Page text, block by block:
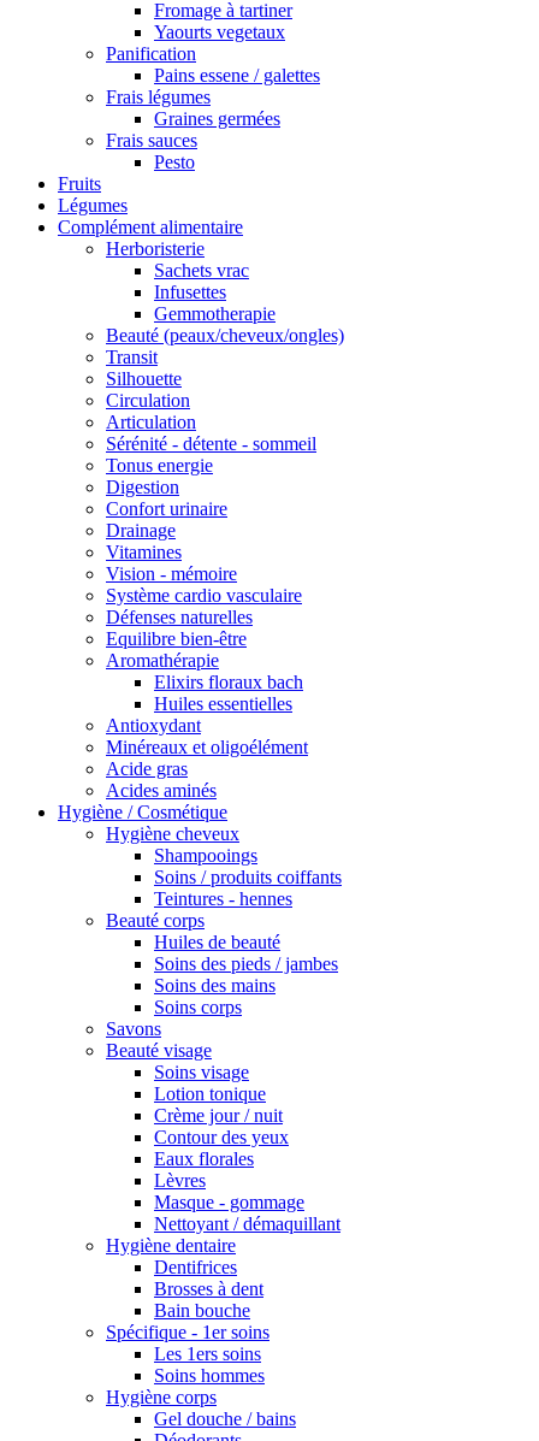
Fromage à tartiner
Yaourts vegetaux
Panification
Pains essene / galettes
Frais légumes
Graines germées
Frais sauces
Pesto
Fruits
Légumes
Complément alimentaire
Herboristerie
Sachets vrac
Infusettes
Gemmotherapie
Beauté (peaux/cheveux/ongles)
Transit
Silhouette
Circulation
Articulation
Sérénité - détente - sommeil
Tonus energie
Digestion
Confort urinaire
Drainage
Vitamines
Vision - mémoire
Système cardio vasculaire
Défenses naturelles
Equilibre bien-être
Aromathérapie
Elixirs floraux bach
Huiles essentielles
Antioxydant
Minéreaux et oligoélément
Acide gras
Acides aminés
Hygiène / Cosmétique
Hygiène cheveux
Shampooings
Soins / produits coiffants
Teintures - hennes
Beauté corps
Huiles de beauté
Soins des pieds / jambes
Soins des mains
Soins corps
Savons
Beauté visage
Soins visage
Lotion tonique
Crème jour / nuit
Contour des yeux
Eaux florales
Lèvres
Masque - gommage
Nettoyant / démaquillant
Hygiène dentaire
Dentifrices
Brosses à dent
Bain bouche
Spécifique - 1er soins
Les 1ers soins
Soins hommes
Hygiène corps
Gel douche / bains